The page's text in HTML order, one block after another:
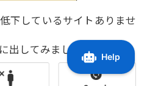
下しているサイトありませ
出してみましょう！